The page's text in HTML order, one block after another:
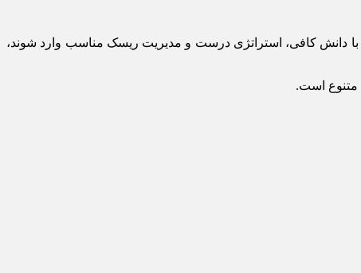
با دانش کافی، استراتژی درست و مدیریت ریسک مناسب وارد شوند،
متنوع است.